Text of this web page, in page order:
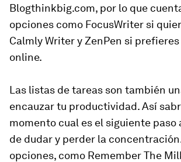
Blogthinkbig.com, por lo que
opciones como FocusWriter si
Calmly Writer y ZenPen si prefieres
online.
Las listas de tareas son también
encauzar tu productividad. Así
momento cual es el siguiente paso
de dudar y perder la
opciones, como Remember The